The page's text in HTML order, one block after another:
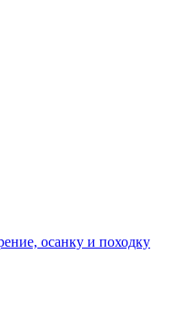
осанку и походку